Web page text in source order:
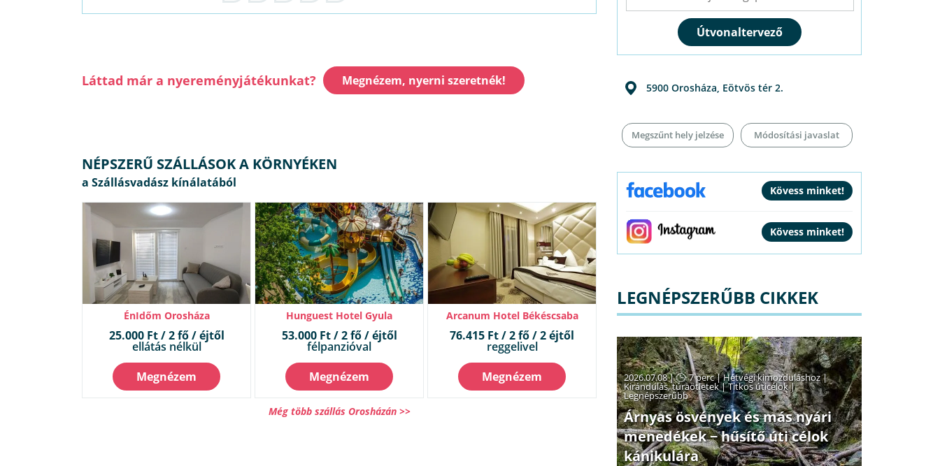
Láttad már a nyereményjátékunkat? Megnézem, nyerni szeretnék!
NÉPSZERŰ SZÁLLÁSOK A KÖRNYÉKEN
ÉnIdőm Orosháza
25.000 Ft / 2 fő / éjtől
ellátás nélkül
Megnézem
Hunguest Hotel Gyula
53.000 Ft / 2 fő / éjtől
félpanzióval
Megnézem
Arcanum Hotel Békéscsaba
76.415 Ft / 2 fő / 2 éjtől
reggelivel
Megnézem
Még több szállás Orosházán >>
5900 Orosháza, Eötvös tér 2.
Megszűnt hely jelzése Módosítási javaslat
LEGNÉPSZERŰBB CIKKEK
2026.07.08 | 7 perc|Hétvégi kimozduláshoz|
Kirándulás, túraötletek|Titkos úticélok|
Legnépszerűbb
Árnyas ösvények és más nyári
menedékek − hűsítő úti célok
kánikulára